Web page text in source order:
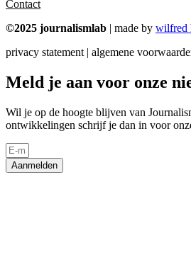
Contact
©2025 journalismlab | made by wilfred
privacy statement | algemene
Meld je aan voor onze
Wil je op de hoogte blijven van
ontwikkelingen schrijf je dan in voor
Aanmelden